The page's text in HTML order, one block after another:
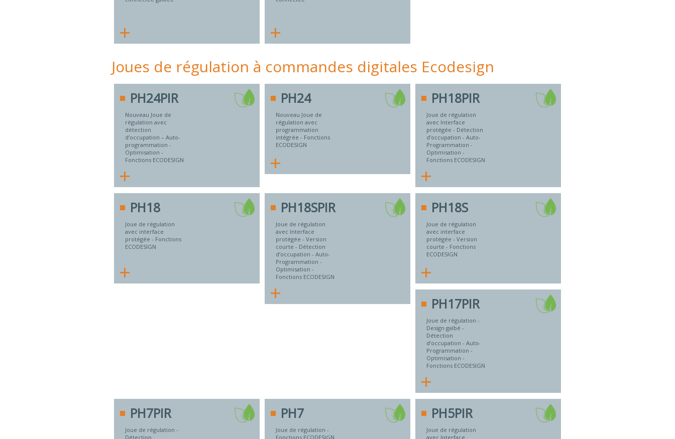
+ +
Joues de régulation à commandes digitales Ecodesign
PH24PIR
Nouveau Joue de
régulation avec
détection
d’occupation – Auto-
programmation -
Optimisation -
Fonctions ECODESIGN
+
PH24
Nouveau Joue de
régulation avec
programmation
intégrée - Fonctions
ECODESIGN
+
PH18PIR
Joue de régulation
avec Interface
protégée - Détection
d’occupation - Auto-
Programmation -
Optimisation -
Fonctions ECODESIGN
+
PH18
Joue de régulation
avec interface
protégée - Fonctions
ECODESIGN
+
PH18SPIR
Joue de régulation
avec Interface
protégée - Version
courte - Détection
d’occupation - Auto-
Programmation -
Optimisation -
Fonctions ECODESIGN
+
PH18S
Joue de régulation
avec interface
protégée - Version
courte - Fonctions
ECODESIGN
+
PH17PIR
Joue de régulation -
Design galbé -
Détection
d’occupation - Auto-
Programmation -
Optimisation -
Fonctions ECODESIGN
+
PH7PIR
Joue de régulation -
Détection
PH7
Joue de régulation -
Fonctions ECODESIGN
PH5PIR
Joue de régulation
avec Interface